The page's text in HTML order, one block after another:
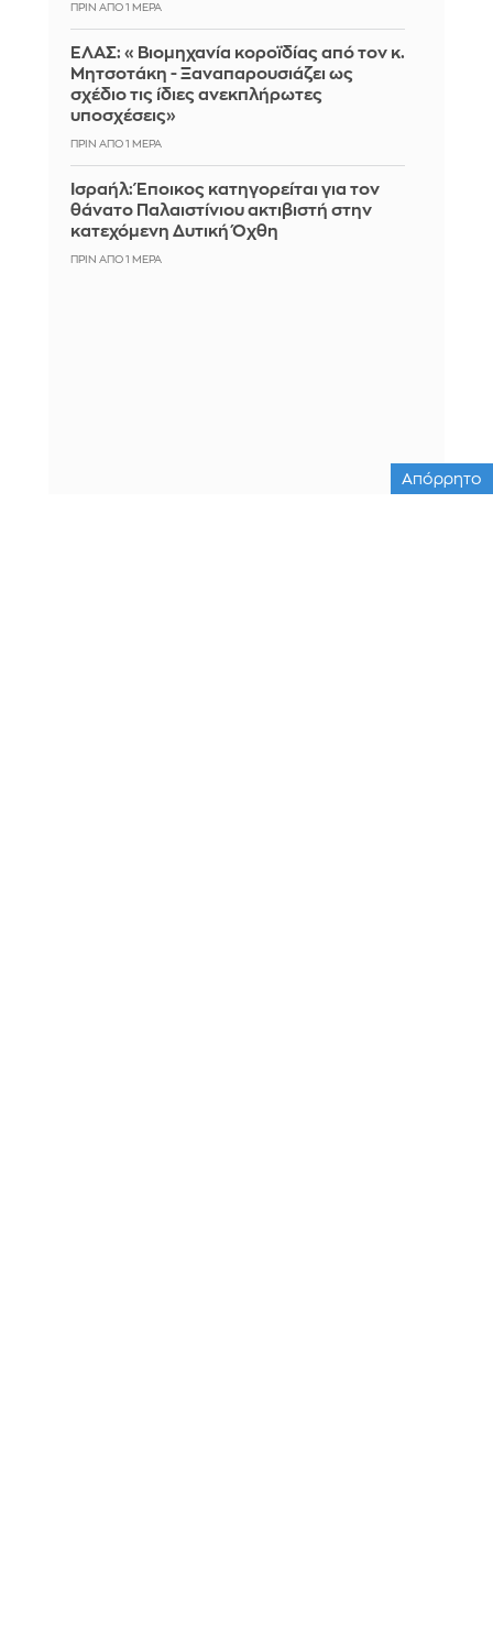
ΠΡΙΝ ΑΠΌ 1 ΜΈΡΑ
ΕΛΑΣ: «Βιομηχανία κοροϊδίας από τον κ.
Μητσοτάκη - Ξαναπαρουσιάζει ως
σχέδιο τις ίδιες ανεκπλήρωτες
υποσχέσεις»
ΠΡΙΝ ΑΠΌ 1 ΜΈΡΑ
Ισραήλ: Έποικος κατηγορείται για τον
θάνατο Παλαιστίνιου ακτιβιστή στην
κατεχόμενη Δυτική Όχθη
ΠΡΙΝ ΑΠΌ 1 ΜΈΡΑ
Απόρρητο